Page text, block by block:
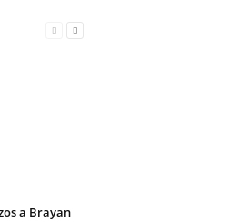
a Brayan